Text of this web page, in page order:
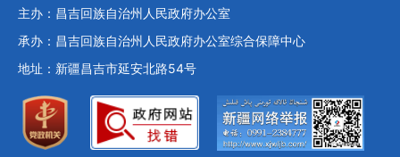
主办：昌吉回族自治州人民政府办公室
承办：昌吉回族自治州人民政府办公室综合保障中心
地址：新疆昌吉市延安北路54号